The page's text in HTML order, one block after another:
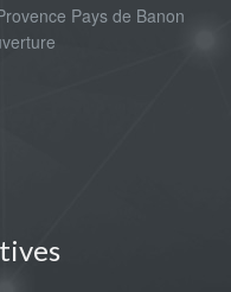
Pays de Banon